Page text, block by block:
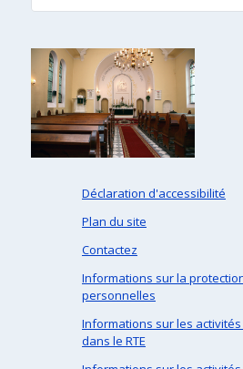
Déclaration d'accessibilité
Plan du site
Contactez
Informations sur la
personnelles
Informations sur les
dans le RTE